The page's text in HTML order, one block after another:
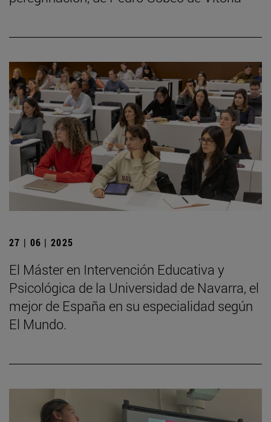
27 | 06 | 2025
El Máster en Intervención Educativa y
Psicológica de la Universidad de Navarra, el
mejor de España en su especialidad según
El Mundo.